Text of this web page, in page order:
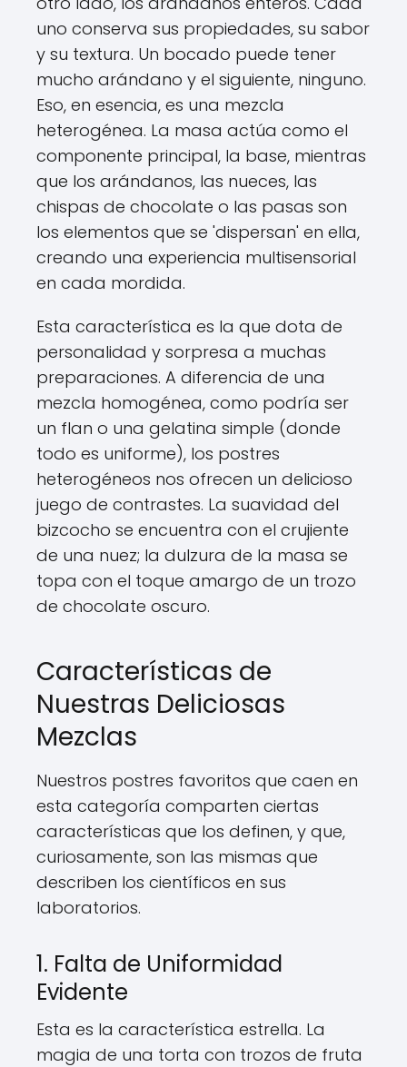
uno conserva sus propiedades, su sabor
y su textura. Un bocado puede tener
mucho arándano y el siguiente, ninguno.
Eso, en esencia, es una mezcla
heterogénea. La masa actúa como el
componente principal, la base, mientras
que los arándanos, las nueces, las
chispas de chocolate o las pasas son
los elementos que se 'dispersan' en ella,
creando una experiencia multisensorial
en cada mordida.
Esta característica es la que dota de
personalidad y sorpresa a muchas
preparaciones. A diferencia de una
mezcla homogénea, como podría ser
un flan o una gelatina simple (donde
todo es uniforme), los postres
heterogéneos nos ofrecen un delicioso
juego de contrastes. La suavidad del
bizcocho se encuentra con el crujiente
de una nuez; la dulzura de la masa se
topa con el toque amargo de un trozo
de chocolate oscuro.
Características de
Nuestras Deliciosas
Mezclas
Nuestros postres favoritos que caen en
esta categoría comparten ciertas
características que los definen, y que,
curiosamente, son las mismas que
describen los científicos en sus
laboratorios.
1. Falta de Uniformidad
Evidente
Esta es la característica estrella. La
magia de una torta con trozos de fruta